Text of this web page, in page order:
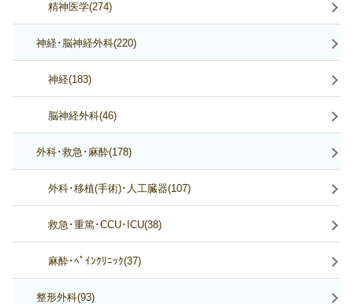
精神医学(274)
神経･脳神経外科(220)
神経(183)
脳神経外科(46)
外科･救急･麻酔(178)
外科･移植(手術)･人工臓器(107)
救急･重篤･CCU･ICU(38)
麻酔･ﾍﾟｲﾝｸﾘﾆｯｸ(37)
整形外科(93)